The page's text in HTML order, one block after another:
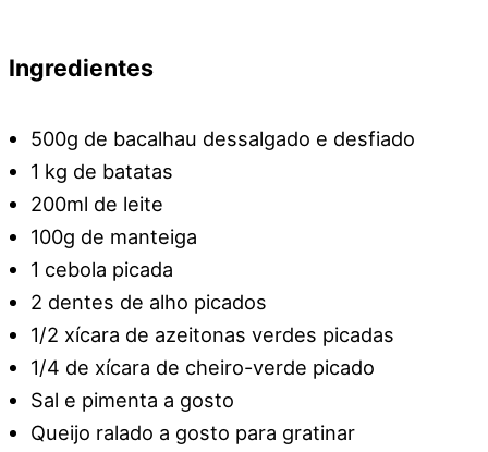
Ingredientes
500g de bacalhau dessalgado e desfiado
1 kg de batatas
200ml de leite
100g de manteiga
1 cebola picada
2 dentes de alho picados
1/2 xícara de azeitonas verdes picadas
1/4 de xícara de cheiro-verde picado
Sal e pimenta a gosto
Queijo ralado a gosto para gratinar